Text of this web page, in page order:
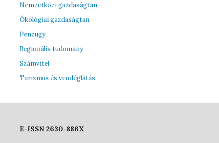
Nemzetközi gazdaságtan
Ökológiai gazdaságtan
Penzugy
Regionális tudomány
Számvitel
Turizmus és vendéglátás
E-ISSN 2630-886X